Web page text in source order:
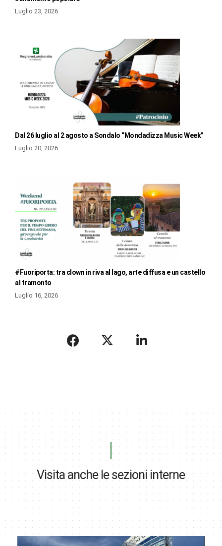
Luglio 23, 2026
Dal 26 luglio al 2 agosto a Sondalo “Mondadizza Music Week”
Luglio 20, 2026
#Fuoriporta: tra clown in riva al lago, arte diffusa e un castello
al tramonto
Luglio 16, 2026
Visita anche le sezioni interne